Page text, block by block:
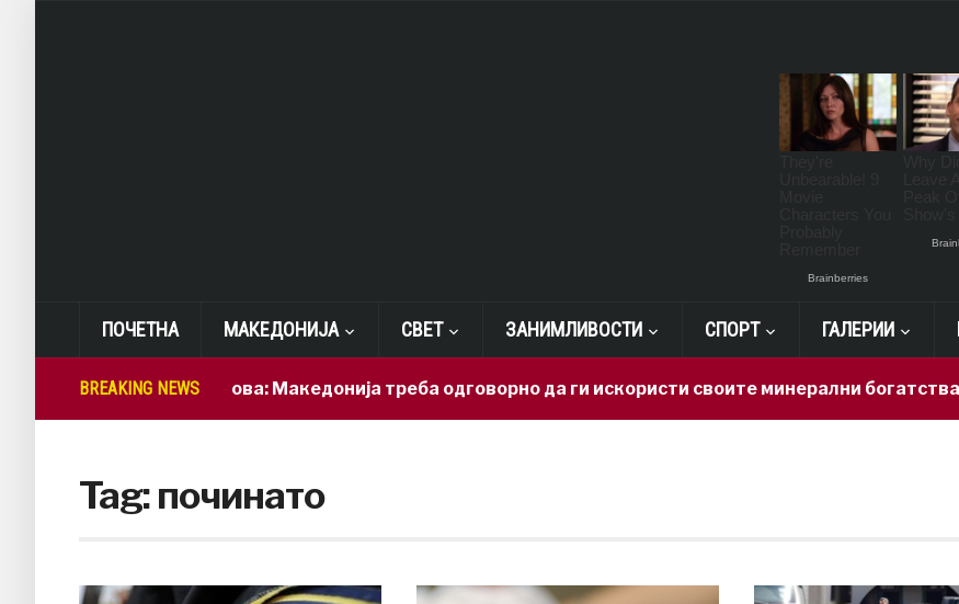
ПОЧЕТНА МАКЕДОНИЈА СВЕТ ЗАНИМЛИВОСТИ СПОРТ ГАЛЕРИИ
BREAKING NEWS
Лепиткова: Македонија треба одговорно да ги искористи своите минерални богатства
Tag:починато